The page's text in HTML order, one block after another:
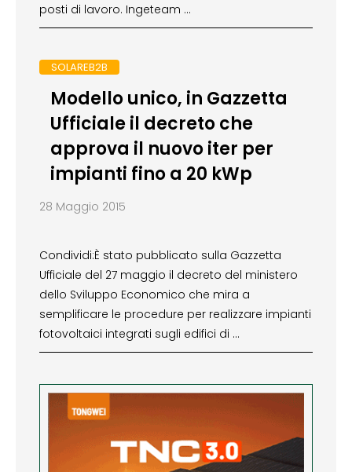
posti di lavoro. Ingeteam …
SOLAREB2B
Modello unico, in Gazzetta
Ufficiale il decreto che
approva il nuovo iter per
impianti fino a 20 kWp
28 Maggio 2015
Condividi:È stato pubblicato sulla Gazzetta
Ufficiale del 27 maggio il decreto del ministero
dello Sviluppo Economico che mira a
semplificare le procedure per realizzare impianti
fotovoltaici integrati sugli edifici di …